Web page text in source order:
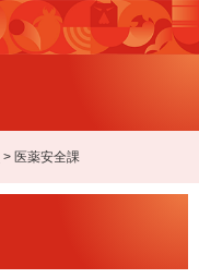
> 医薬安全課